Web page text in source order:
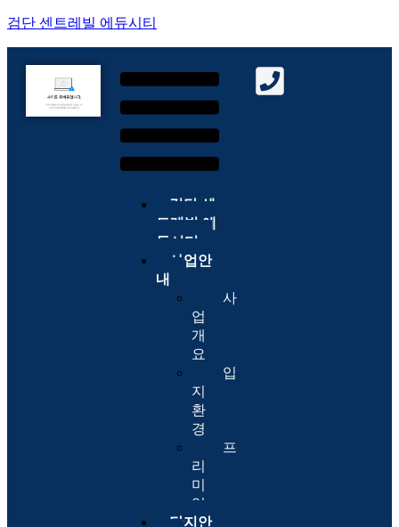
검단 센트레빌 에듀시티
검단 센
트레빌 에
듀시티
사업안
내
사
업
개
요
입
지
환
경
프
리
미
엄
단지안